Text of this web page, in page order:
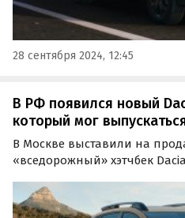
28 сентября 2024, 12:45
В РФ появился новый
который мог
В Москве выставили на
«вседорожный» хэтчбек
русифицированными
уплаченного утильсбора и